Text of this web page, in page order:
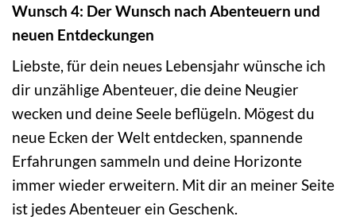
Wunsch 4: Der Wunsch nach Abenteuern und
neuen Entdeckungen
Liebste, für dein neues Lebensjahr wünsche ich
dir unzählige Abenteuer, die deine Neugier
wecken und deine Seele beflügeln. Mögest du
neue Ecken der Welt entdecken, spannende
Erfahrungen sammeln und deine Horizonte
immer wieder erweitern. Mit dir an meiner Seite
ist jedes Abenteuer ein Geschenk.